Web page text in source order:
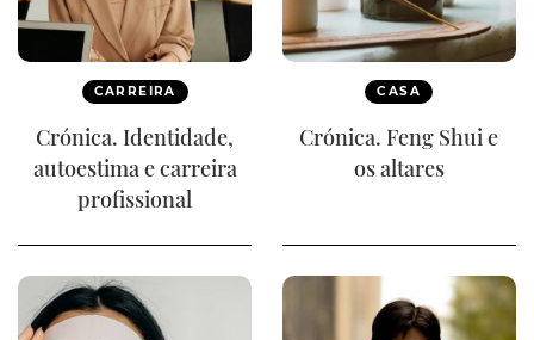
CARREIRA
Crónica. Identidade,
autoestima e carreira
profissional
CASA
Crónica. Feng Shui e
os altares